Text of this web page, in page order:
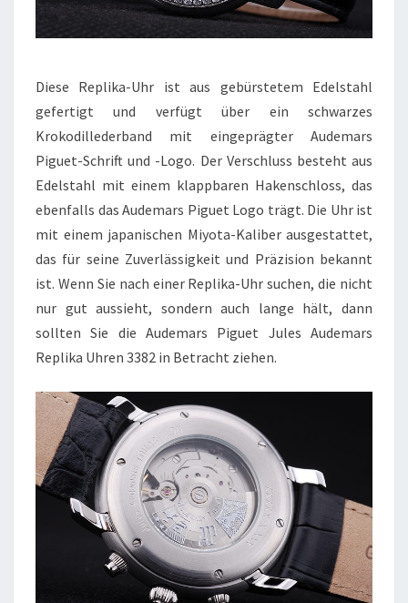
Diese Replika-Uhr ist aus gebürstetem Edelstahl
gefertigt und verfügt über ein schwarzes
Krokodillederband mit eingeprägter Audemars
Piguet-Schrift und -Logo. Der Verschluss besteht aus
Edelstahl mit einem klappbaren Hakenschloss, das
ebenfalls das Audemars Piguet Logo trägt. Die Uhr ist
mit einem japanischen Miyota-Kaliber ausgestattet,
das für seine Zuverlässigkeit und Präzision bekannt
ist. Wenn Sie nach einer Replika-Uhr suchen, die nicht
nur gut aussieht, sondern auch lange hält, dann
sollten Sie die Audemars Piguet Jules Audemars
Replika Uhren 3382 in Betracht ziehen.